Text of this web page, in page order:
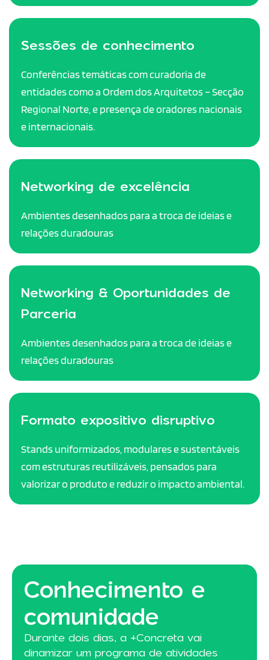
Sessões de conhecimento
Conferências temáticas com curadoria de
entidades como a Ordem dos Arquitetos – Secção
Regional Norte, e presença de oradores nacionais
e internacionais.
Networking de excelência
Ambientes desenhados para a troca de ideias e
relações duradouras
Networking & Oportunidades de
Parceria
Ambientes desenhados para a troca de ideias e
relações duradouras
Formato expositivo disruptivo
Stands uniformizados, modulares e sustentáveis
com estruturas reutilizáveis, pensados para
valorizar o produto e reduzir o impacto ambiental.
Conhecimento e
comunidade
Durante dois dias, a +Concreta vai
dinamizar um programa de atividades